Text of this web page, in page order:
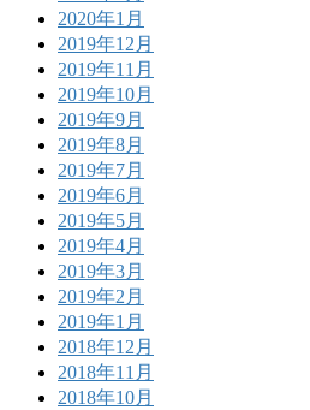
2020年1月
2019年12月
2019年11月
2019年10月
2019年9月
2019年8月
2019年7月
2019年6月
2019年5月
2019年4月
2019年3月
2019年2月
2019年1月
2018年12月
2018年11月
2018年10月